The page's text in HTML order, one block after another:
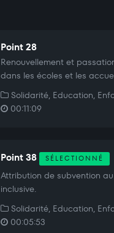
Point 28
Renouvellement et
dans les écoles et les
Solidarité, Education,
00:11:09
Point 38 SÉLECTIONNÉ
Attribution de subvention
inclusive.
Solidarité, Education,
00:05:53